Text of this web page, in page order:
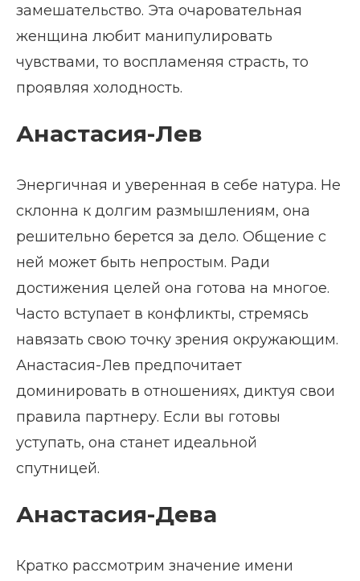
замешательство. Эта очаровательная
женщина любит манипулировать
чувствами, то воспламеняя страсть, то
проявляя холодность.
Анастасия-Лев
Энергичная и уверенная в себе натура. Не
склонна к долгим размышлениям, она
решительно берется за дело. Общение с
ней может быть непростым. Ради
достижения целей она готова на многое.
Часто вступает в конфликты, стремясь
навязать свою точку зрения окружающим.
Анастасия-Лев предпочитает
доминировать в отношениях, диктуя свои
правила партнеру. Если вы готовы
уступать, она станет идеальной
спутницей.
Анастасия-Дева
Кратко рассмотрим значение имени